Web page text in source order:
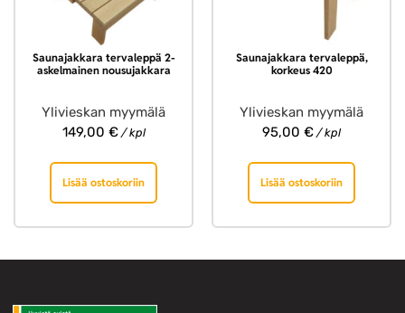
Saunajakkara tervaleppä 2-
askelmainen nousujakkara
Ylivieskan myymälä
149,00 €/ kpl
Lisää ostoskoriin
Saunajakkara tervaleppä,
korkeus 420
Ylivieskan myymälä
95,00 € / kpl
Lisää ostoskoriin